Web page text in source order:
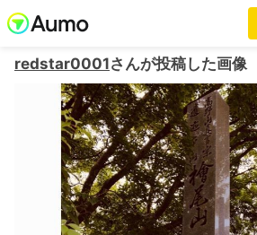
redstar0001さんが投稿した画像